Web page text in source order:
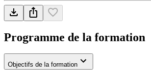
Programme de la formation
Objectifs de la formation